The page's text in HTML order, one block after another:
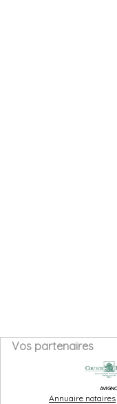
Vos partenaires
Annuaire notaires